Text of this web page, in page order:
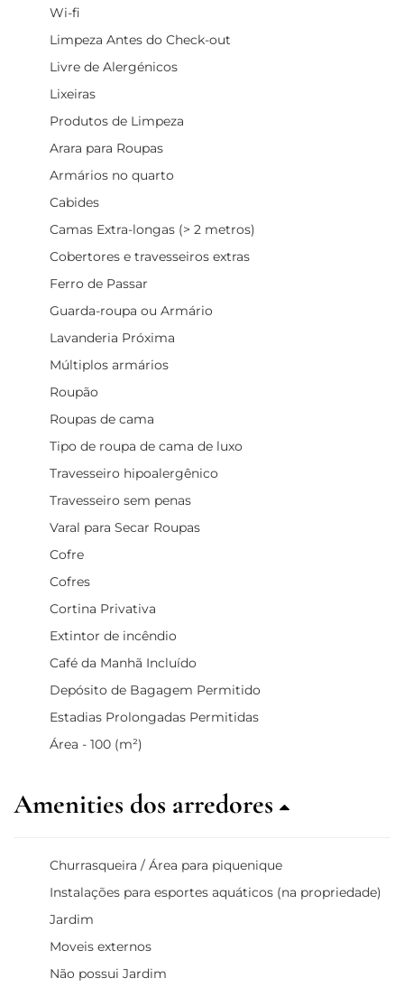
Wi-fi
Limpeza Antes do Check-out
Livre de Alergénicos
Lixeiras
Produtos de Limpeza
Arara para Roupas
Armários no quarto
Cabides
Camas Extra-longas (> 2 metros)
Cobertores e travesseiros extras
Ferro de Passar
Guarda-roupa ou Armário
Lavanderia Próxima
Múltiplos armários
Roupão
Roupas de cama
Tipo de roupa de cama de luxo
Travesseiro hipoalergênico
Travesseiro sem penas
Varal para Secar Roupas
Cofre
Cofres
Cortina Privativa
Extintor de incêndio
Café da Manhã Incluído
Depósito de Bagagem Permitido
Estadias Prolongadas Permitidas
Área - 100 (m²)
Amenities dos arredores
Churrasqueira / Área para piquenique
Instalações para esportes aquáticos (na propriedade)
Jardim
Moveis externos
Não possui Jardim